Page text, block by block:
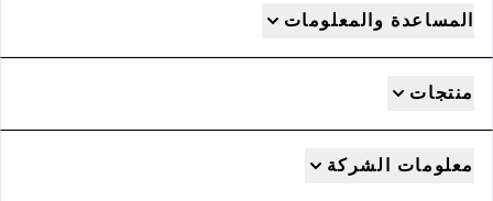
المساعدة والمعلومات
منتجات
معلومات الشركة